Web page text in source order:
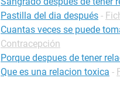
Pastilla del dia después -
Cuantas veces se puede
Contracepción
Porque despues de tener
Que es una relacion toxica -